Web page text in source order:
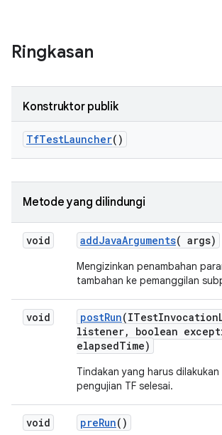
Ringkasan
Konstruktor publik
TfTestLauncher()
Metode yang dilindungi
void addJavaArguments( args)
Mengizinkan penambahan
tambahan ke pemanggilan
void postRun(ITestInvocation
listener, boolean
elapsedTime)
Tindakan yang harus
pengujian TF selesai.
void preRun()